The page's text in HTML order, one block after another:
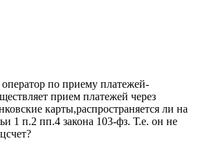
по приему платежей-
прием платежей через
карты,распространяется ли на
1 п.2 пп.4 закона 103-фз. Т.е. он не